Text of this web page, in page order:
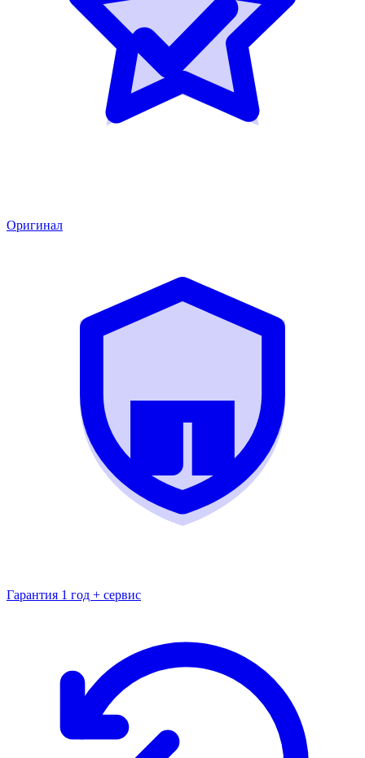
Оригинал
Гарантия 1 год + сервис